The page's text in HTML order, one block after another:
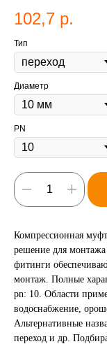
102,7 р.
Тип
Диаметр
PN
Компрессионная
решение для
фитинги
монтаж. Полные
pn: 10. Области
водоснабжение,
Альтернативные
переход и др.